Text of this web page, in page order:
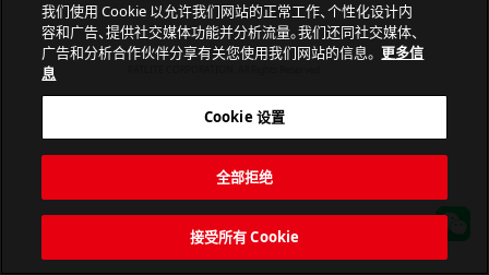
我们使用 Cookie 以允许我们网站的正常工作、个性化设计内
容和广告、提供社交媒体功能并分析流量。我们还同社交媒体、
广告和分析合作伙伴分享有关您使用我们网站的信息。 更多信
息
Cookie 设置
全部拒绝
接受所有 Cookie